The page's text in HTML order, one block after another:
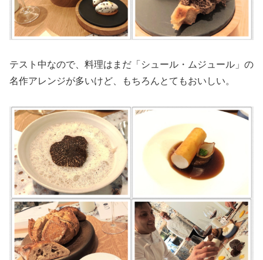
テスト中なので、料理はまだ「シュール・ムジュール」の
名作アレンジが多いけど、もちろんとてもおいしい。